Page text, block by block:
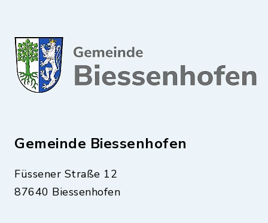
Gemeinde Biessenhofen
Füssener Straße 12
87640 Biessenhofen